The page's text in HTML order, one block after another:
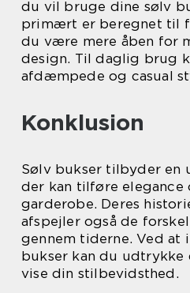
du vil bruge dine sølv
primært er beregnet til
du være mere åben for
design. Til daglig brug
afdæmpede og casual
Konklusion
Sølv bukser tilbyder en
der kan tilføre elegance
garderobe. Deres
afspejler også de
gennem tiderne. Ved at
bukser kan du
vise din stilbevidsthed.